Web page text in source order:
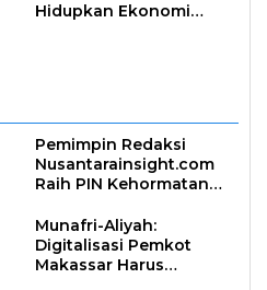
Hidupkan Ekonomi
Pemimpin Redaksi
Nusantarainsight.com
Raih PIN Kehormatan
Munafri-Aliyah:
Digitalisasi Pemkot
Makassar Harus